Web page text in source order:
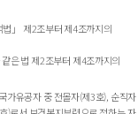
」 제2조부터 제4조까지의
은 법 제2조부터 제4조까지의
가유공자 중 전몰자(제3호), 순직자